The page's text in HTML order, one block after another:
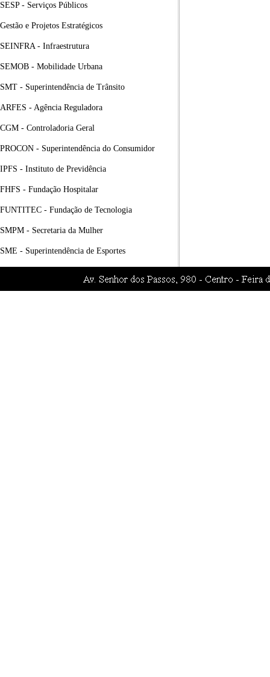
SESP - Serviços Públicos
Gestão e Projetos Estratégicos
SEINFRA - Infraestrutura
SEMOB - Mobilidade Urbana
SMT - Superintendência de Trânsito
ARFES - Agência Reguladora
CGM - Controladoria Geral
PROCON - Superintendência do Consumidor
IPFS - Instituto de Previdência
FHFS - Fundação Hospitalar
FUNTITEC - Fundação de Tecnologia
SMPM - Secretaria da Mulher
SME - Superintendência de Esportes